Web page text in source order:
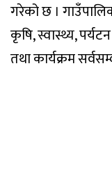
गरेको छ ।
कृषि, स्वास्थ्य,
तथा कार्यक्रम